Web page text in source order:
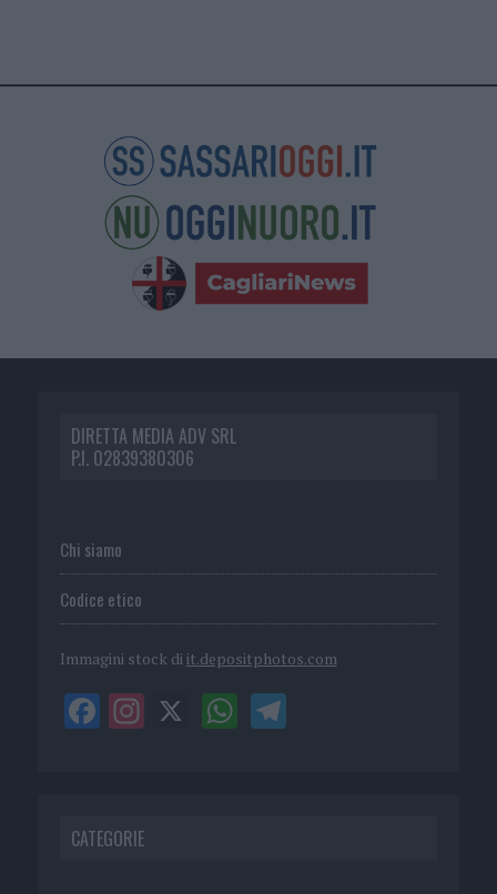
DIRETTA MEDIA ADV SRL
P.I. 02839380306
Chi siamo
Codice etico
Immagini stock di it.depositphotos.com
CATEGORIE